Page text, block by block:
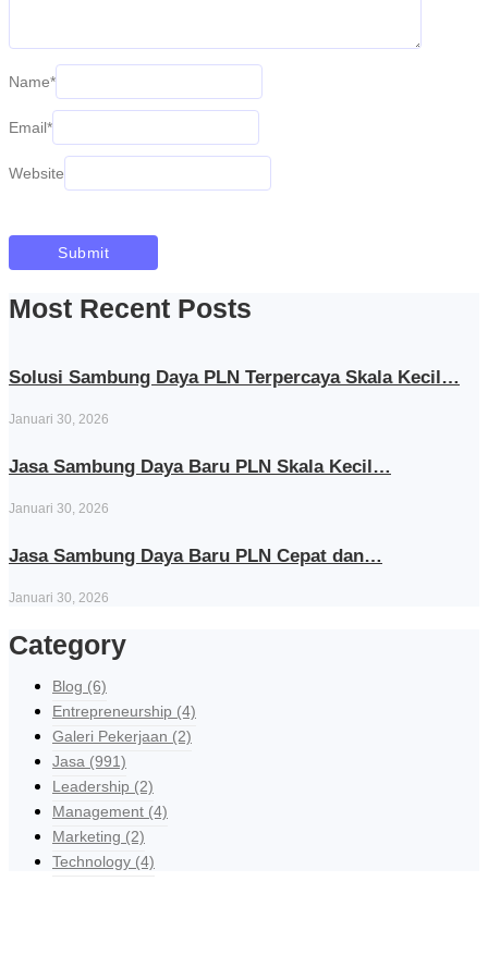
Name*
Email*
Website
Most Recent Posts
Solusi Sambung Daya PLN Terpercaya Skala Kecil…
Januari 30, 2026
Jasa Sambung Daya Baru PLN Skala Kecil…
Januari 30, 2026
Jasa Sambung Daya Baru PLN Cepat dan…
Januari 30, 2026
Category
Blog (6)
Entrepreneurship (4)
Galeri Pekerjaan (2)
Jasa (991)
Leadership (2)
Management (4)
Marketing (2)
Technology (4)